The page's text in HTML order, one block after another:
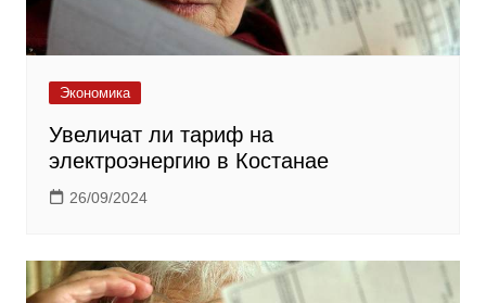
Экономика
Увеличат ли тариф на
электроэнергию в Костанае
26/09/2024